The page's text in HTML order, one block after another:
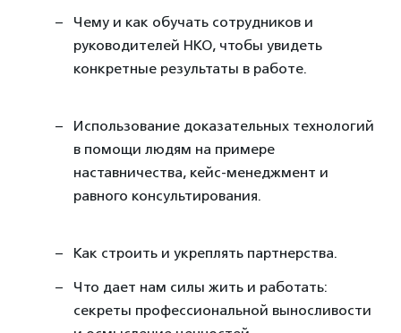
Чему и как обучать сотрудников и
руководителей НКО, чтобы увидеть
конкретные результаты в работе.
Использование доказательных технологий
в помощи людям на примере
наставничества, кейс-менеджмент и
равного консультирования.
Как строить и укреплять партнерства.
Что дает нам силы жить и работать:
секреты профессиональной выносливости